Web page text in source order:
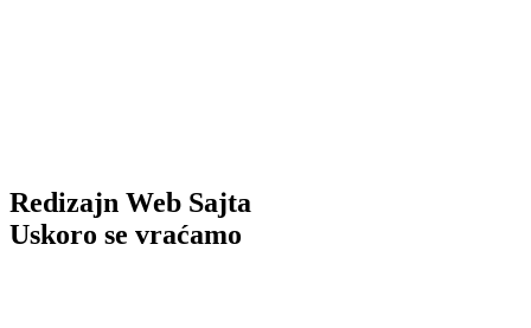
Redizajn Web Sajta
Uskoro se vraćamo